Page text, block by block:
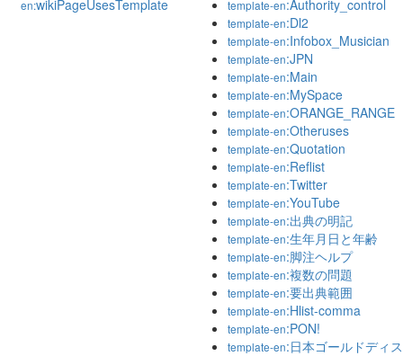
en:wikiPageUsesTemplate template-en:Authority_control
template-en:Dl2
template-en:Infobox_Musician
template-en:JPN
template-en:Main
template-en:MySpace
template-en:ORANGE_RANGE
template-en:Otheruses
template-en:Quotation
template-en:Reflist
template-en:Twitter
template-en:YouTube
template-en:出典の明記
template-en:生年月日と年齢
template-en:脚注ヘルプ
template-en:複数の問題
template-en:要出典範囲
template-en:Hlist-comma
template-en:PON!
template-en:日本ゴールドディ